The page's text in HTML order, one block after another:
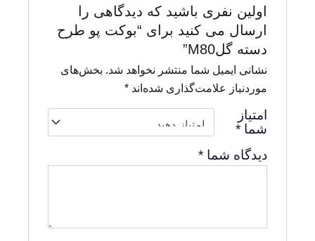
اولین نفری باشید که دیدگاهی را
ارسال می کنید برای “بوکت پو طرح
دسته گلM80”
نشانی ایمیل شما منتشر نخواهد شد. بخش‌های
موردنیاز علامت‌گذاری شده‌اند *
امتیاز
شما *
دیدگاه شما *